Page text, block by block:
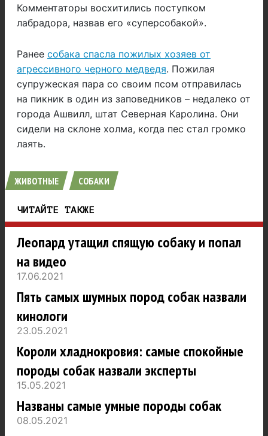
Комментаторы восхитились поступком
лабрадора, назвав его «суперсобакой».
Ранее собака спасла пожилых хозяев от
агрессивного черного медведя. Пожилая
супружеская пара со своим псом отправилась
на пикник в один из заповедников – недалеко от
города Ашвилл, штат Северная Каролина. Они
сидели на склоне холма, когда пес стал громко
лаять.
ЖИВОТНЫЕ СОБАКИ
ЧИТАЙТЕ ТАКЖЕ
Леопард утащил спящую собаку и попал
на видео
17.06.2021
Пять самых шумных пород собак назвали
кинологи
23.05.2021
Короли хладнокровия: самые спокойные
породы собак назвали эксперты
15.05.2021
Названы самые умные породы собак
08.05.2021